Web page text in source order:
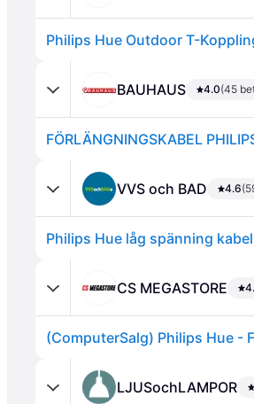
Philips Hue Outdoor T-
BAUHAUS 4.0(45
FÖRLÄNGNINGSKABEL
VVS och BAD 4.6
Philips Hue låg spänning
CS MEGASTORE
LJUSochLAMPOR